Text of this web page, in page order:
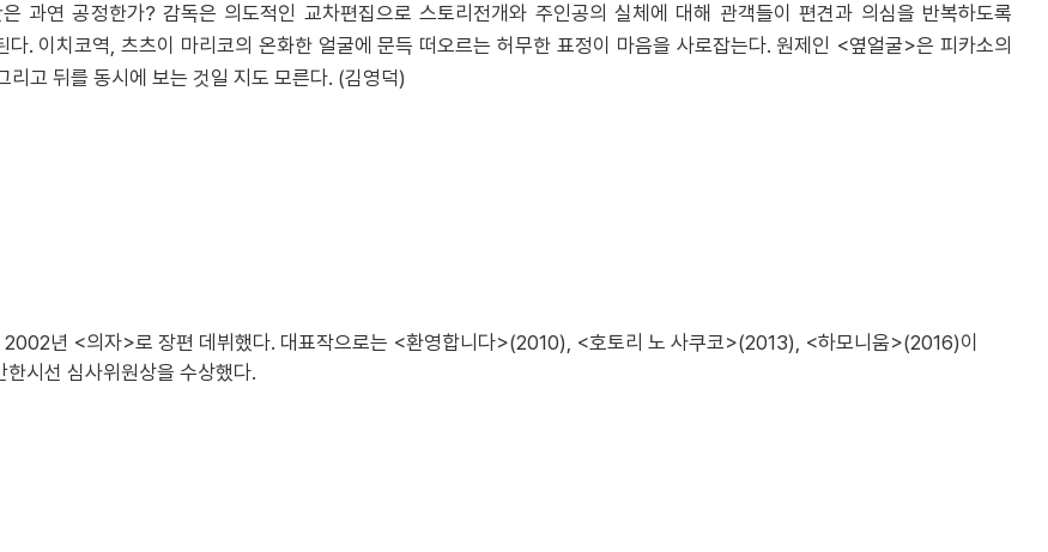
과연 공정한가? 감독은 의도적인 교차편집으로 스토리전개와 주인공의 실체에 대해 관객들이 편견과 의심을 반복하도록
. 이치코역, 츠츠이 마리코의 온화한 얼굴에 문득 떠오르는 허무한 표정이 마음을 사로잡는다. 원제인 <옆얼굴>은 피카소의
고 뒤를 동시에 보는 것일 지도 모른다. (김영덕)
년 <의자>로 장편 데뷔했다. 대표작으로는 <환영합니다>(2010), <호토리 노 사쿠코>(2013), <하모니움>(2016)이
시선 심사위원상을 수상했다.